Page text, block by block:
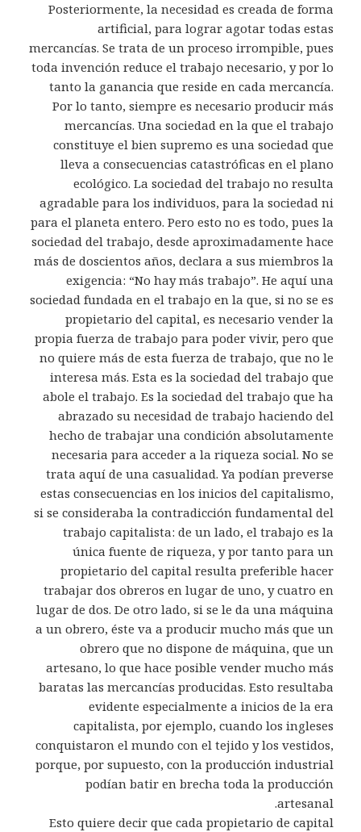
Posteriormente, la necesidad es creada de forma
artificial, para lograr agotar todas estas
mercancías. Se trata de un proceso irrompible, pues
toda invención reduce el trabajo necesario, y por lo
tanto la ganancia que reside en cada mercancía.
Por lo tanto, siempre es necesario producir más
mercancías. Una sociedad en la que el trabajo
constituye el bien supremo es una sociedad que
lleva a consecuencias catastróficas en el plano
ecológico. La sociedad del trabajo no resulta
agradable para los individuos, para la sociedad ni
para el planeta entero. Pero esto no es todo, pues la
sociedad del trabajo, desde aproximadamente hace
más de doscientos años, declara a sus miembros la
exigencia: “No hay más trabajo”. He aquí una
sociedad fundada en el trabajo en la que, si no se es
propietario del capital, es necesario vender la
propia fuerza de trabajo para poder vivir, pero que
no quiere más de esta fuerza de trabajo, que no le
interesa más. Esta es la sociedad del trabajo que
abole el trabajo. Es la sociedad del trabajo que ha
abrazado su necesidad de trabajo haciendo del
hecho de trabajar una condición absolutamente
necesaria para acceder a la riqueza social. No se
trata aquí de una casualidad. Ya podían preverse
estas consecuencias en los inicios del capitalismo,
si se consideraba la contradicción fundamental del
trabajo capitalista: de un lado, el trabajo es la
única fuente de riqueza, y por tanto para un
propietario del capital resulta preferible hacer
trabajar dos obreros en lugar de uno, y cuatro en
lugar de dos. De otro lado, si se le da una máquina
a un obrero, éste va a producir mucho más que un
obrero que no dispone de máquina, que un
artesano, lo que hace posible vender mucho más
baratas las mercancías producidas. Esto resultaba
evidente especialmente a inicios de la era
capitalista, por ejemplo, cuando los ingleses
conquistaron el mundo con el tejido y los vestidos,
porque, por supuesto, con la producción industrial
podían batir en brecha toda la producción
artesanal.
Esto quiere decir que cada propietario de capital